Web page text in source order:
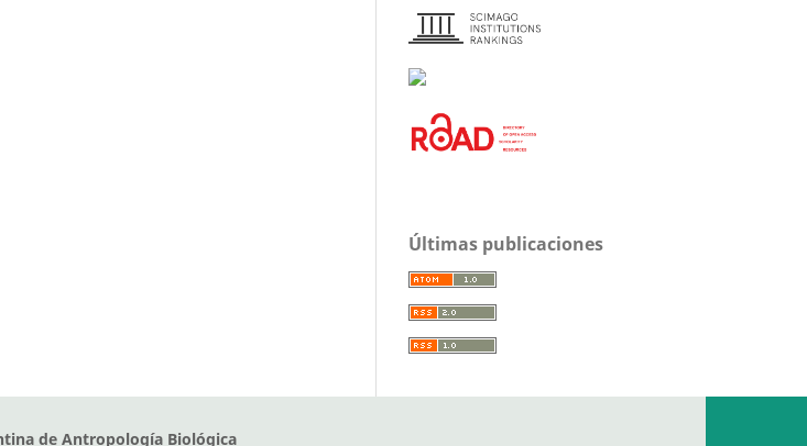
Últimas publicaciones
de Antropología Biológica